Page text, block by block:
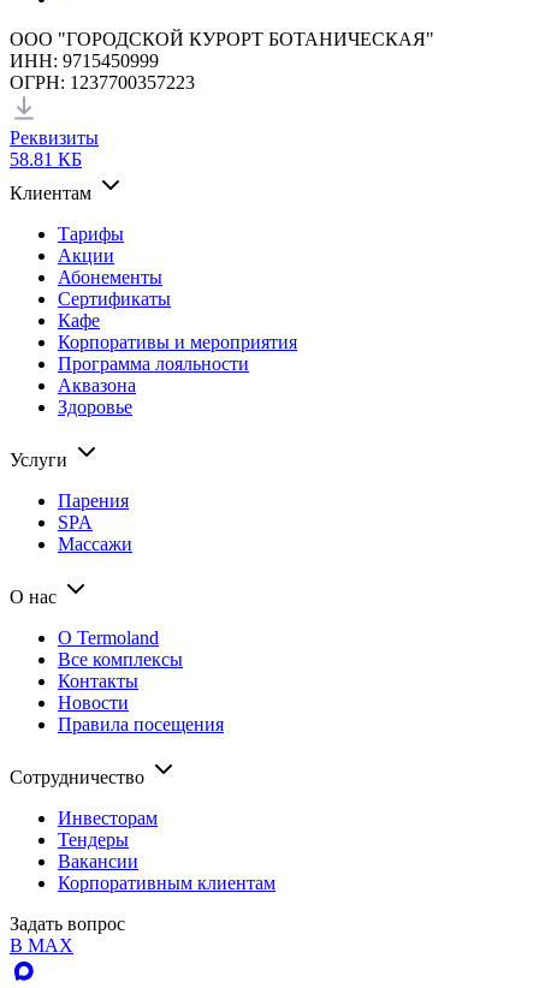
ООО "ГОРОДСКОЙ КУРОРТ БОТАНИЧЕСКАЯ"
ИНН: 9715450999
ОГРН: 1237700357223
Реквизиты
58.81 КБ
Клиентам
Тарифы
Акции
Абонементы
Сертификаты
Кафе
Корпоративы и мероприятия
Программа лояльности
Аквазона
Здоровье
Услуги
Парения
SPA
Массажи
О нас
О Termoland
Все комплексы
Контакты
Новости
Правила посещения
Сотрудничество
Инвесторам
Тендеры
Вакансии
Корпоративным клиентам
Задать вопрос
В MAX